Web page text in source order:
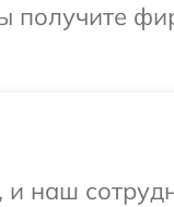
получите
наш